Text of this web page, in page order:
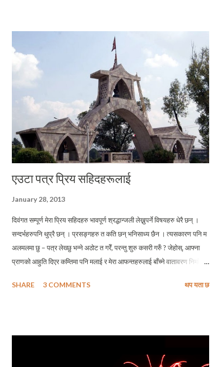
समाचारमा लेखिएको छ – उदयपुरको ताम्लिछा गा.वि.स.को विधालयमा कक्षा १० मा
अध्ययनरत एक किशोरले आफ्नै सहपाठी किशोरीलाई प्रेमपत्र लेखेका कारण
किशोरीका पिताले मरणाशन्न हुनेगरी कुटपिट गरेछन् । गाउँलेहरु हेरेको हेरै । परिवारका
मान्छेहरु पनि जिल्लाराम ! धेरैलाई लाग्न सक्दछ यो सामान्य विषय हो । र, कतिलाई यो
पनि लाग्न सक्छ कि आफ...
एउटा पत्र प्रिय सहिदहरूलाई
January 28, 2013
दिवंगत सम्पूर्ण मेरा प्रिय सहिदहरु भावपूर्ण श्रद्धान्जली लेख्नुपर्ने विषयहरु धेरै छन् ।
सन्दर्भहरुपनि थुप्रै छन् । प्रसङ्गहरु त कति छन् भनिसाध्य छैन । त्यसकारण पनि म
अलमलमा छु – पत्र लेख्छु भन्ने अठोट त गरेँ, परन्तु शुरु कसरी गरुँ ? जेहोस्, आफ्ना
प्राणको आहुति दिएर कम्तिमा पनि मलाई र मेरा आफन्तहरुलाई बाँच्ने वातावरण निर्माण
असमर्थ छु – .. मरेर शहिद हुनेहरु हो जिएर त हेर जिउन झन गार्‍हो छ ... यस्तो हाँक दिन
सहिदहरुलाई पत्र लेख्नका लागि पनि आवश्यक समयको चाँजोपाजो मिलाउन सकिनँ ।
SHARE 3 COMMENTS थप यता छ